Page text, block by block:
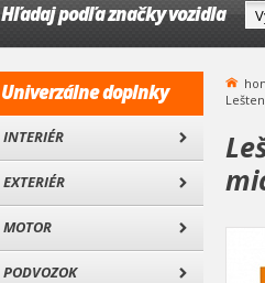
Hľadaj podľa značky vozidla
Univerzálne doplnky
INTERIÉR
EXTERIÉR
MOTOR
PODVOZOK